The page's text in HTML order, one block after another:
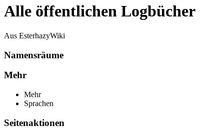
Alle öffentlichen Logbücher
Aus EsterhazyWiki
Namensräume
Mehr
Mehr
Sprachen
Seitenaktionen